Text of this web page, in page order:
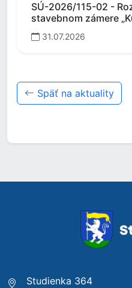
SÚ-2026/115-02 -
stavebnom zámere
31.07.2026
Späť na aktuality
Studienka 364